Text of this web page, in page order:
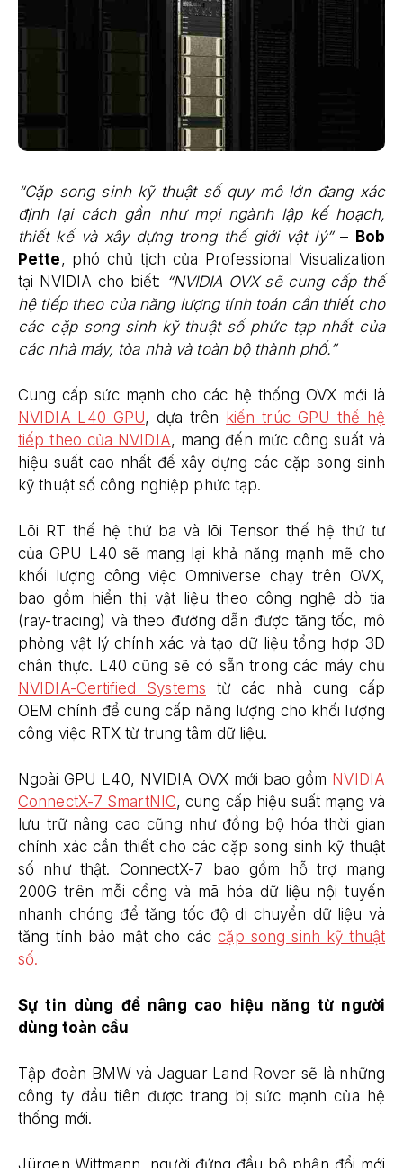
“Cặp song sinh kỹ thuật số quy mô lớn đang xác
định lại cách gần như mọi ngành lập kế hoạch,
thiết kế và xây dựng trong thế giới vật lý”– Bob
Pette, phó chủ tịch của Professional Visualization
tại NVIDIA cho biết: “NVIDIA OVX sẽ cung cấp thế
hệ tiếp theo của năng lượng tính toán cần thiết cho
các cặp song sinh kỹ thuật số phức tạp nhất của
các nhà máy, tòa nhà và toàn bộ thành phố.”
Cung cấp sức mạnh cho các hệ thống OVX mới là
NVIDIA L40 GPU, dựa trên kiến ​trúc GPU thế hệ
tiếp theo của NVIDIA, mang đến mức công suất và
hiệu suất cao nhất để xây dựng các cặp song sinh
kỹ thuật số công nghiệp phức tạp.
Lõi RT thế hệ thứ ba và lõi Tensor thế hệ thứ tư
của GPU L40 sẽ mang lại khả năng mạnh mẽ cho
khối lượng công việc Omniverse chạy trên OVX,
bao gồm hiển thị vật liệu theo công nghệ dò tia
(ray-tracing) và theo đường dẫn được tăng tốc, mô
phỏng vật lý chính xác và tạo dữ liệu tổng hợp 3D
chân thực. L40 cũng sẽ có sẵn trong các máy chủ
NVIDIA-Certified Systems từ các nhà cung cấp
OEM chính để cung cấp năng lượng cho khối lượng
công việc RTX từ trung tâm dữ liệu.
Ngoài GPU L40, NVIDIA OVX mới bao gồm NVIDIA
ConnectX-7 SmartNIC, cung cấp hiệu suất mạng và
lưu trữ nâng cao cũng như đồng bộ hóa thời gian
chính xác cần thiết cho các cặp song sinh kỹ thuật
số như thật. ConnectX-7 bao gồm hỗ trợ mạng
200G trên mỗi cổng và mã hóa dữ liệu nội tuyến
nhanh chóng để tăng tốc độ di chuyển dữ liệu và
tăng tính bảo mật cho các cặp song sinh kỹ thuật
số.
Sự tin dùng để nâng cao hiệu năng từ người
dùng toàn cầu
Tập đoàn BMW và Jaguar Land Rover sẽ là những
công ty đầu tiên được trang bị sức mạnh của hệ
thống mới.